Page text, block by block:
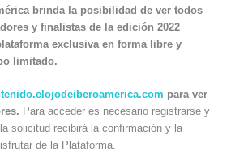
brinda la posibilidad de ver todos
y finalistas de la edición 2022
exclusiva en forma libre y
limitado.
para ver
Para acceder es necesario registrarse y
solicitud recibirá la confirmación y la
de la Plataforma.